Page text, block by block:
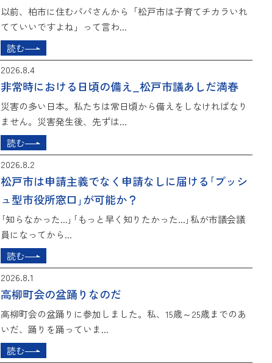
以前、柏市に住むパパさんから「松戸市は子育てチカラいれ
てていいですよね」って言わ...
読む
2026.8.4
非常時における日頃の備え_松戸市議あしだ満春
災害の多い日本。私たちは常日頃から備えをしなければなり
ません。災害発生後、先ずは...
読む
2026.8.2
松戸市は申請主義でなく申請なしに届ける｢プッシ
ュ型市役所窓口｣が可能か？
｢知らなかった...｣｢もっと早く知りたかった...｣私が市議会議
員になってから...
読む
2026.8.1
高柳町会の盆踊りなのだ
高柳町会の盆踊りに参加しました。私、15歳～25歳までのあ
いだ、踊りを踊っていま...
読む